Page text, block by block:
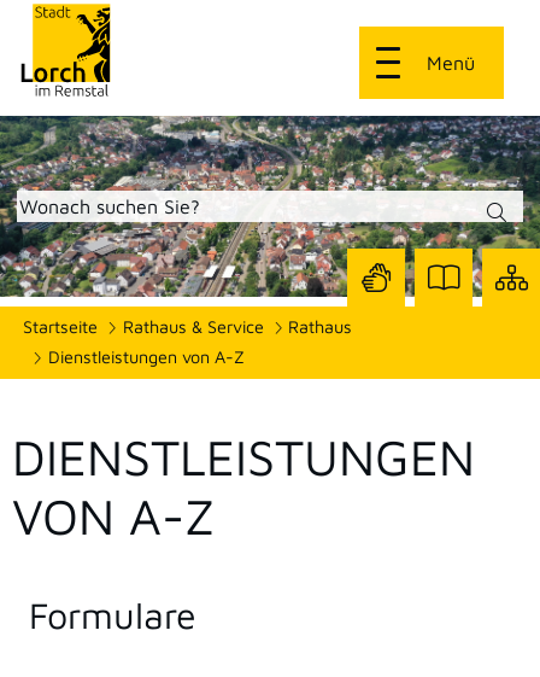
Menü
Startseite Rathaus & Service
Rathaus
Dienstleistungen von A-Z
Seite
DIENSTLEISTUNGEN
VON A-Z
Formulare